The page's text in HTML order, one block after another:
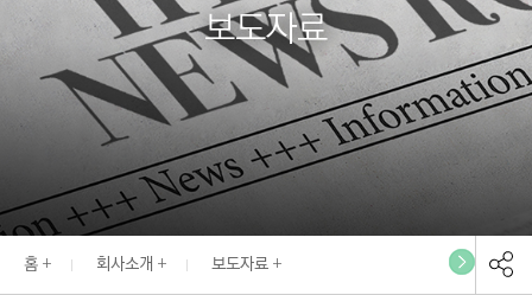
Y
U
N
D
A
I
:
E
N
보도자료
홈 회사소개 보도자료